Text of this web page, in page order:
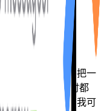
会法语。可是要把一
。Tutor Lily 随时都
不会觉得难堪。我可